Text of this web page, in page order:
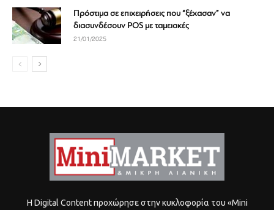
Πρόστιμα σε επιχειρήσεις που “ξέχασαν” να
διασυνδέσουν POS με ταμειακές
21/01/2025
Η Digital Content προχώρησε στην κυκλοφορία του «Mini